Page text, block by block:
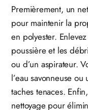
Premièrement, un
pour maintenir la
en polyester.
poussière et les
ou d’un aspirateur.
l’eau savonneuse
taches tenaces.
nettoyage pour